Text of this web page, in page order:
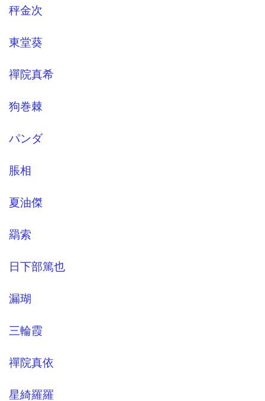
秤金次
東堂葵
禪院真希
狗巻棘
パンダ
脹相
夏油傑
羂索
日下部篤也
漏瑚
三輪霞
禪院真依
星綺羅羅